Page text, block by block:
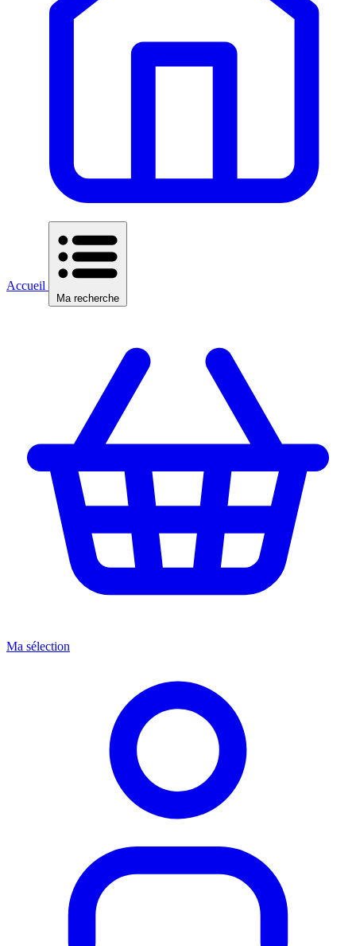
Accueil
Ma recherche
Ma sélection